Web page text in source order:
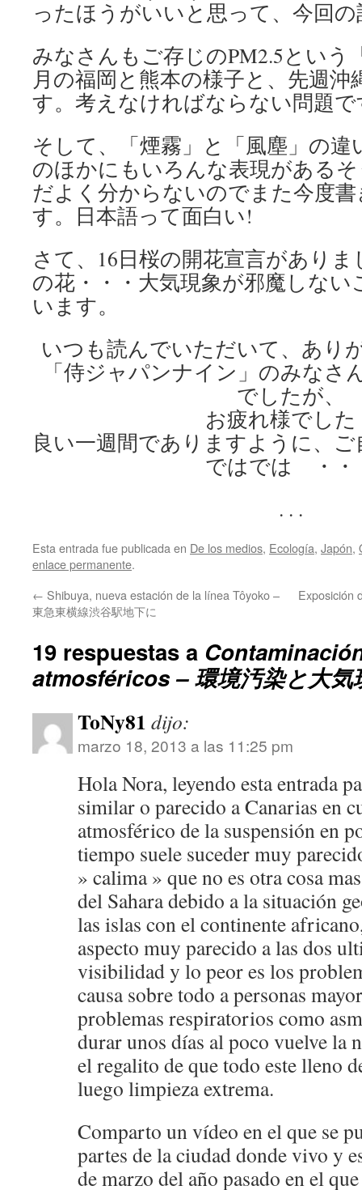
ったほうがいいと思って、今回
みなさんもご存じのPM2.5という
月の福岡と熊本の様子と、先週沖
す。考えなければならない問題で
そして、「煙霧」と「風塵」の
のほかにもいろんな表現がある
だよく分からないのでまた今度
す。日本語って面白い!
さて、16日桜の開花宣言があり
の花・・・大気現象が邪魔しな
います。
いつも読んでいただいて、あり
「侍ジャパンナイン」のみなさ
でしたが、
お疲れ様でした
良い一週間でありますように、
ではでは ・・
. . .
Esta entrada fue publicada en De los medios, Ecología, Japón,
enlace permanente.
← Shibuya, nueva estación de la línea Tôyoko –
東急東横線渋谷駅地下に
Exposición
19 respuestas a
atmosféricos – 環境汚染と大気
ToNy81 dijo:
marzo 18, 2013 a las 11:25 pm
Hola Nora, leyendo esta entrada
similar o parecido a Canarias en
atmosférico de la suspensión en
tiempo suele suceder muy
» calima » que no es otra cosa
del Sahara debido a la situación
las islas con el continente
aspecto muy parecido a las dos
visibilidad y lo peor es los
causa sobre todo a personas
problemas respiratorios como
durar unos días al poco vuelve la
el regalito de que todo este lleno
luego limpieza extrema.
Comparto un vídeo en el que se
partes de la ciudad donde vivo y
de marzo del año pasado en el